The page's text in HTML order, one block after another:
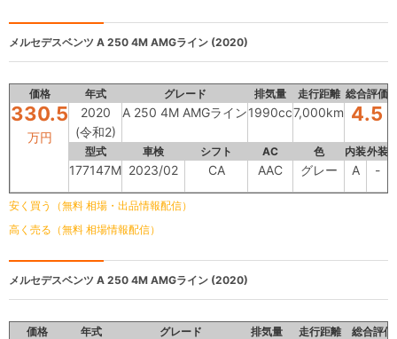
メルセデスベンツ A 250 4M AMGライン (2020)
価格 年式 グレード 排気量 走行距離 総合評価
330.5
万円
2020
(令和2)
A 250 4M AMGライン1990cc7,000km 4.5
型式 車検 シフト AC 色 内装外装
177147M 2023/02 CA AAC グレー A -
安く買う（無料 相場・出品情報配信）
高く売る（無料 相場情報配信）
メルセデスベンツ A 250 4M AMGライン (2020)
価格 年式 グレード 排気量 走行距離 総合評価